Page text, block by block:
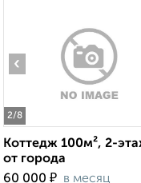
2/8
‹
Коттедж 100м², 2-
от города
60 000 ₽ в месяц